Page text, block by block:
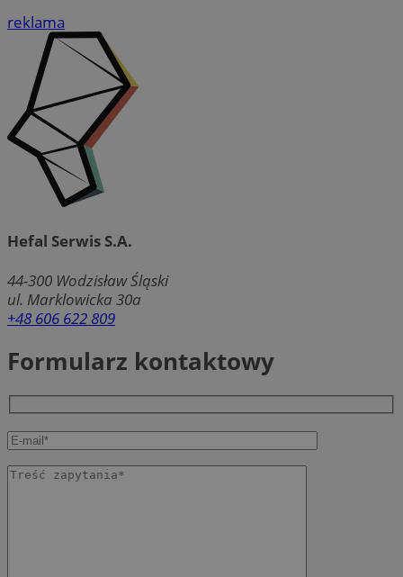
reklama
Hefal Serwis S.A.
44-300 Wodzisław Śląski
ul. Marklowicka 30a
+48 606 622 809
Formularz kontaktowy